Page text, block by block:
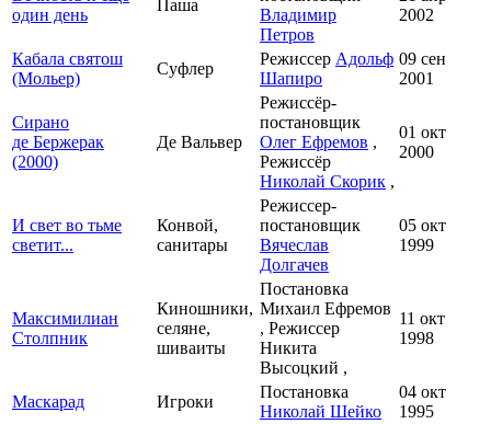
один день
Паша
Владимир
Петров
2002
Кабала святош
(Мольер)
Суфлер
Режиссер Адольф
Шапиро
09 сен
2001
Сирано
де Бержерак
(2000)
Де Вальвер
Режиссёр-
постановщик
Олег Ефремов ,
Режиссёр
Николай Скорик ,
01 окт
2000
И свет во тьме
светит...
Конвой,
санитары
Режиссер-
постановщик
Вячеслав
Долгачев
05 окт
1999
Максимилиан
Столпник
Киношники,
селяне,
шиваиты
Постановка
Михаил Ефремов
, Режиссер
Никита
Высоцкий ,
11 окт
1998
Маскарад Игроки
Постановка
Николай Шейко
04 окт
1995